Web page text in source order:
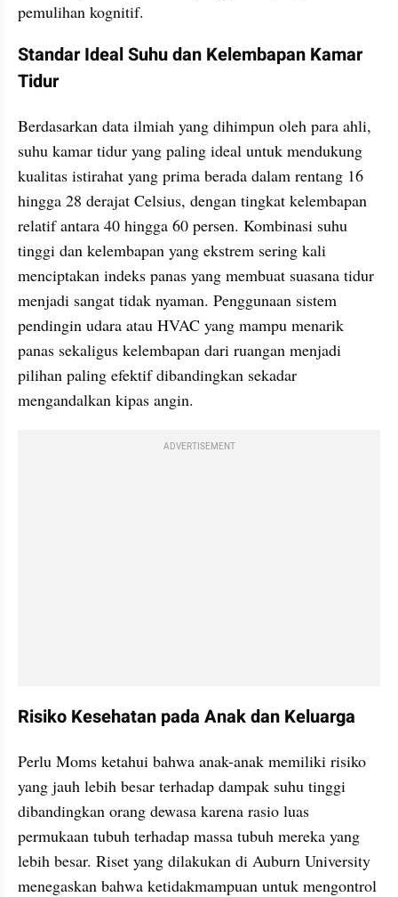
pemulihan kognitif.
Standar Ideal Suhu dan Kelembapan Kamar
Tidur
Berdasarkan data ilmiah yang dihimpun oleh para ahli,
suhu kamar tidur yang paling ideal untuk mendukung
kualitas istirahat yang prima berada dalam rentang 16
hingga 28 derajat Celsius, dengan tingkat kelembapan
relatif antara 40 hingga 60 persen. Kombinasi suhu
tinggi dan kelembapan yang ekstrem sering kali
menciptakan indeks panas yang membuat suasana tidur
menjadi sangat tidak nyaman. Penggunaan sistem
pendingin udara atau HVAC yang mampu menarik
panas sekaligus kelembapan dari ruangan menjadi
pilihan paling efektif dibandingkan sekadar
mengandalkan kipas angin.
ADVERTISEMENT
Risiko Kesehatan pada Anak dan Keluarga
Perlu Moms ketahui bahwa anak-anak memiliki risiko
yang jauh lebih besar terhadap dampak suhu tinggi
dibandingkan orang dewasa karena rasio luas
permukaan tubuh terhadap massa tubuh mereka yang
lebih besar. Riset yang dilakukan di Auburn University
menegaskan bahwa ketidakmampuan untuk mengontrol